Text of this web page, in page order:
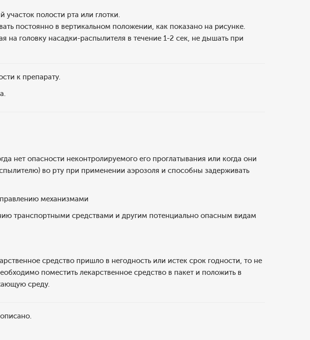
полости рта или глотки.
постоянно в вертикальном положении, как показано на рисунке.
на головку насадки-распылителя в течение 1-2 сек, не дышать при
к препарату.
нет опасности неконтролируемого его проглатывания или когда они
во рту при применении аэрозоля и способны задерживать
механизмами
транспортными средствами и другим потенциально опасным видам
средство пришло в негодность или истек срок годности, то не
поместить лекарственное средство в пакет и положить в
среду.